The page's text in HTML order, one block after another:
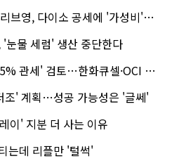
, 다이소 공세에 '가성비'로 맞불
'눈물 세럼' 생산 중단한다
세' 검토…한화큐셀·OCI 영향은?
조' 계획…성공 가능성은 '글쎄'
이' 지분 더 사는 이유
는데 리플만 '털썩'